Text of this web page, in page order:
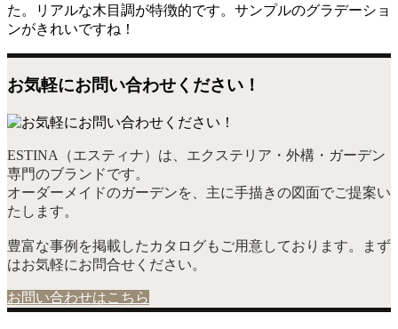
た。
リアルな木目調が特徴的です。サンプルのグラデーショ
ンがきれいですね！
お気軽にお問い合わせください！
ESTINA（エスティナ）は、エクステリア・外構・ガーデン
専門のブランドです。
オーダーメイドのガーデンを、主に手描きの図面でご提案い
たします。
豊富な事例を掲載したカタログもご用意しております。まず
はお気軽にお問合せください。
お問い合わせはこちら